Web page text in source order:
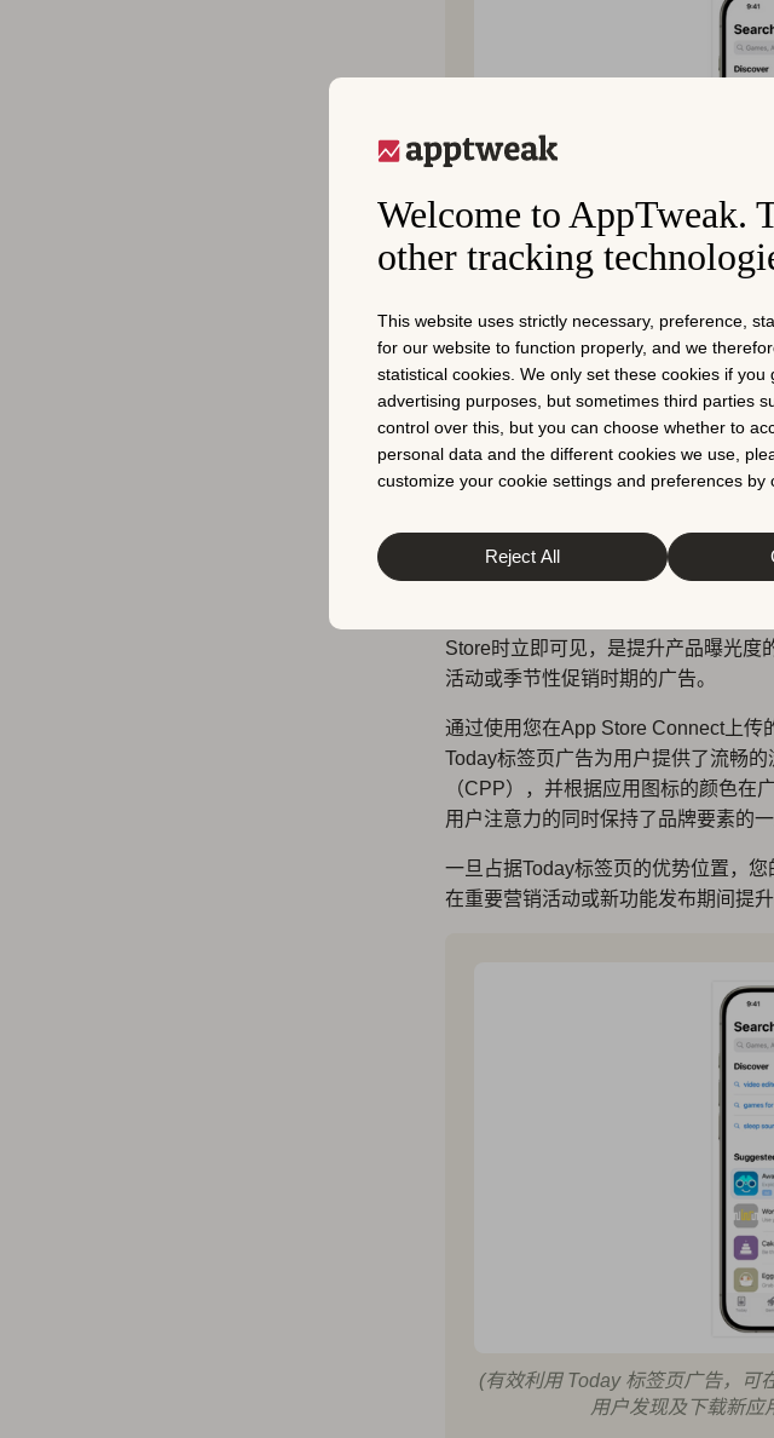
Welcome to AppTweak.
other tracking
This website uses strictly necessary, preference,
for our website to function properly, and we
statistical cookies. We only set these cookies if
advertising purposes, but sometimes third parties
control over this, but you can choose whether to
personal data and the different cookies we use,
customize your cookie settings and preferences by
Reject All
（搜索标签广告帮助您在用户通
Today标签页
每周有数百万用户开启他们的App
Store时立即可见，是提升产品曝光度
活动或季节性促销时期的广告。
通过使用您在App Store Connect上
Today标签页广告为用户提供了流畅
（CPP），并根据应用图标的颜色在
用户注意力的同时保持了品牌要素的一
一旦占据Today标签页的优势位置，
在重要营销活动或新功能发布期间提
(有效利用 Today 标签页广告，可
用户发现及下载新应